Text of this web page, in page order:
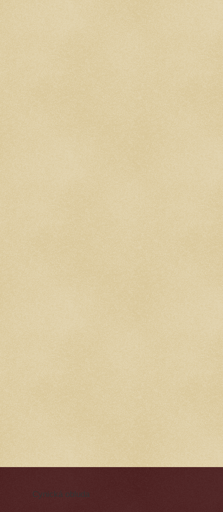
Cynická obluda